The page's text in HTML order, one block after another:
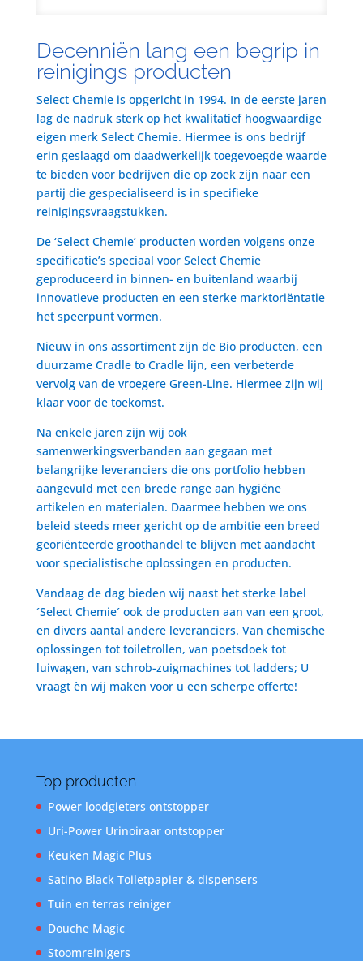
Decenniën lang een begrip in
reinigings producten
Select Chemie is opgericht in 1994. In de eerste jaren
lag de nadruk sterk op het kwalitatief hoogwaardige
eigen merk Select Chemie. Hiermee is ons bedrijf
erin geslaagd om daadwerkelijk toegevoegde waarde
te bieden voor bedrijven die op zoek zijn naar een
partij die gespecialiseerd is in specifieke
reinigingsvraagstukken.
De ‘Select Chemie’ producten worden volgens onze
specificatie’s speciaal voor Select Chemie
geproduceerd in binnen- en buitenland waarbij
innovatieve producten en een sterke marktoriëntatie
het speerpunt vormen.
Nieuw in ons assortiment zijn de Bio producten, een
duurzame Cradle to Cradle lijn, een verbeterde
vervolg van de vroegere Green-Line. Hiermee zijn wij
klaar voor de toekomst.
Na enkele jaren zijn wij ook
samenwerkingsverbanden aan gegaan met
belangrijke leveranciers die ons portfolio hebben
aangevuld met een brede range aan hygiëne
artikelen en materialen. Daarmee hebben we ons
beleid steeds meer gericht op de ambitie een breed
georiënteerde groothandel te blijven met aandacht
voor specialistische oplossingen en producten.
Vandaag de dag bieden wij naast het sterke label
´Select Chemie´ ook de producten aan van een groot,
en divers aantal andere leveranciers. Van chemische
oplossingen tot toiletrollen, van poetsdoek tot
luiwagen, van schrob-zuigmachines tot ladders; U
vraagt èn wij maken voor u een scherpe offerte!
Top producten
Power loodgieters ontstopper
Uri-Power Urinoiraar ontstopper
Keuken Magic Plus
Satino Black Toiletpapier & dispensers
Tuin en terras reiniger
Douche Magic
Stoomreinigers